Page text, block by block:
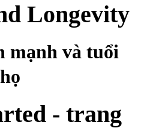
Longevity
mạnh và tuổi
- trang